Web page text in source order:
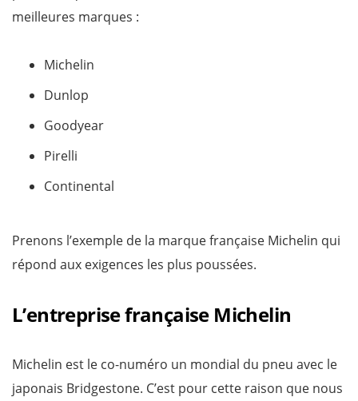
meilleures marques :
Michelin
Dunlop
Goodyear
Pirelli
Continental
Prenons l’exemple de la marque française Michelin qui
répond aux exigences les plus poussées.
L’entreprise française Michelin
Michelin est le co-numéro un mondial du pneu avec le
japonais Bridgestone. C’est pour cette raison que nous